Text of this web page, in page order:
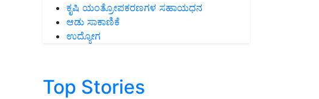
ಕೃಷಿ ಯಂತ್ರೋಪಕರಣಗಳ ಸಹಾಯಧನ
ಆಡು ಸಾಕಾಣಿಕೆ
ಉದ್ಯೋಗ
Top Stories